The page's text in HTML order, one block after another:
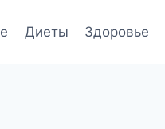
Диеты Здоровье